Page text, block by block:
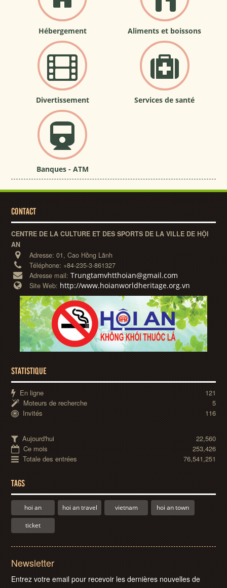
Hébergement Aliments et boissons
Divertissement Services de santé
Banques - ATM
CONTACT
CENTRE DE LA CULTURE ET DES SPORTS DE LA VILLE DE HỘI
AN
Adresse:01, Cao Hồng Lãnh
Téléphone:+84-235-3-861327
Adresse mail:Trungtamvhtthoian@gmail.com
Site Web: http://www.hoianworldheritage.org.vn
STATISTIQUE
En ligne
121
Moteurs de recherche
5
Invités
116
Aujourd'hui
22,560
Ce mois
253,426
Totale des entrées
76,541,251
TAGS
hoi an hoi an travel vietnam hoi an town
ticket
Newsletter
Entrez votre email pour recevoir les dernières nouvelles de